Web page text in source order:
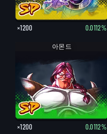
×1200 0.0112%
아몬드
×1200 0.0112%